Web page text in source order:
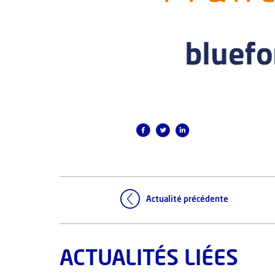
Actualité précédente
ACTUALITÉS LIÉES